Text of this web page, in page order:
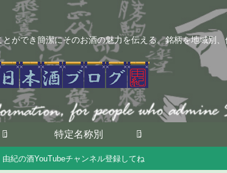
ができ簡潔にそのお酒の魅力を伝える。銘柄を地域別、
特定名称別
由紀の酒YouTubeチャンネル登録してね